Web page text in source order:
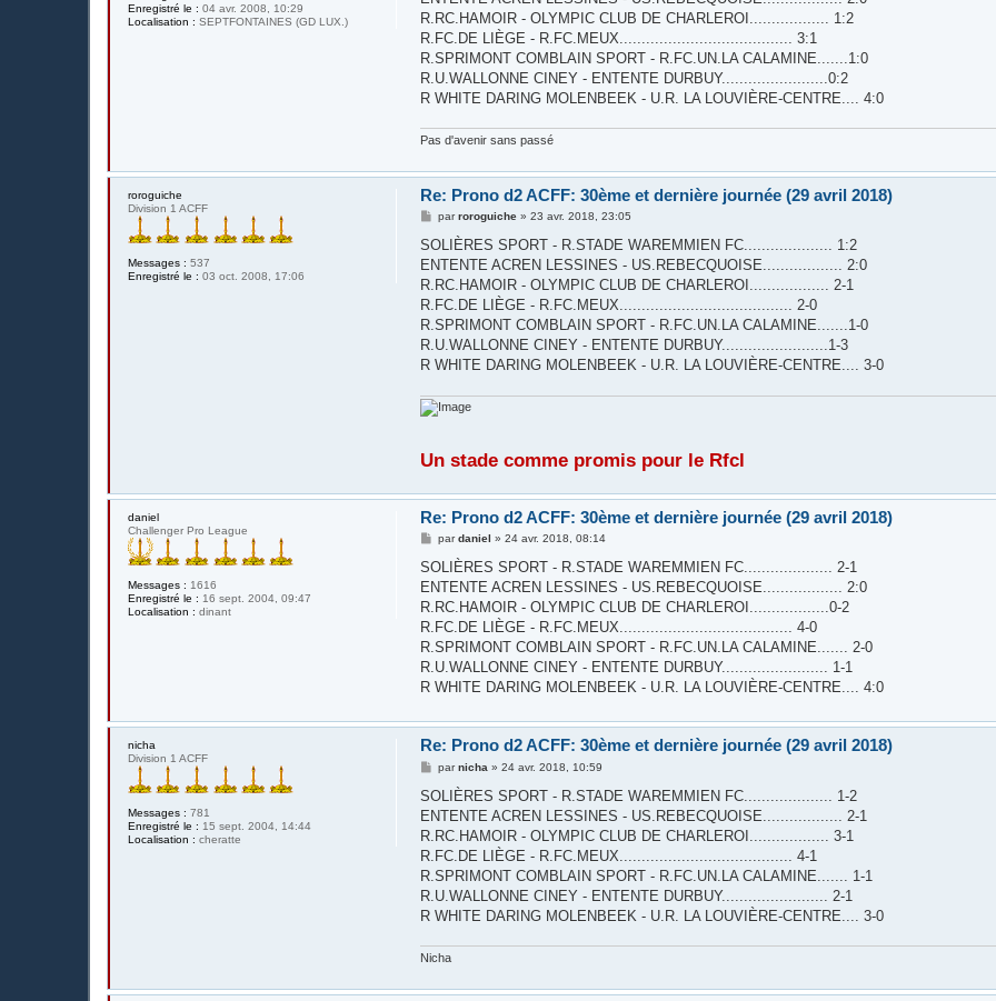
Enregistré le : 04 avr. 2008, 10:29
Localisation : SEPTFONTAINES (GD LUX.)
g
R.RC.HAMOIR - OLYMPIC CLUB DE CHARLEROI.................. 1:2
R.FC.DE LIÈGE - R.FC.MEUX....................................... 3:1
R.SPRIMONT COMBLAIN SPORT - R.FC.UN.LA CALAMINE.......1:0
R.U.WALLONNE CINEY - ENTENTE DURBUY........................0:2
R WHITE DARING MOLENBEEK - U.R. LA LOUVIÈRE-CENTRE.... 4:0
Pas d'avenir sans passé
roroguiche
Division 1 ACFF
Messages : 537
Enregistré le : 03 oct. 2008, 17:06
Re: Prono d2 ACFF: 30ème et dernière journée (29 avril 2018)
M
s
a
g
parroroguiche »23 avr. 2018, 23:05
SOLIÈRES SPORT - R.STADE WAREMMIEN FC.................... 1:2
ENTENTE ACREN LESSINES - US.REBECQUOISE.................. 2:0
R.RC.HAMOIR - OLYMPIC CLUB DE CHARLEROI.................. 2-1
R.FC.DE LIÈGE - R.FC.MEUX....................................... 2-0
R.SPRIMONT COMBLAIN SPORT - R.FC.UN.LA CALAMINE.......1-0
R.U.WALLONNE CINEY - ENTENTE DURBUY........................1-3
R WHITE DARING MOLENBEEK - U.R. LA LOUVIÈRE-CENTRE.... 3-0
Un stade comme promis pour le Rfcl
daniel
Challenger Pro League
Messages : 1616
Enregistré le : 16 sept. 2004, 09:47
Localisation : dinant
Re: Prono d2 ACFF: 30ème et dernière journée (29 avril 2018)
M
s
a
g
pardaniel »24 avr. 2018, 08:14
SOLIÈRES SPORT - R.STADE WAREMMIEN FC.................... 2-1
ENTENTE ACREN LESSINES - US.REBECQUOISE.................. 2:0
R.RC.HAMOIR - OLYMPIC CLUB DE CHARLEROI..................0-2
R.FC.DE LIÈGE - R.FC.MEUX....................................... 4-0
R.SPRIMONT COMBLAIN SPORT - R.FC.UN.LA CALAMINE....... 2-0
R.U.WALLONNE CINEY - ENTENTE DURBUY........................ 1-1
R WHITE DARING MOLENBEEK - U.R. LA LOUVIÈRE-CENTRE.... 4:0
nicha
Division 1 ACFF
Messages : 781
Enregistré le : 15 sept. 2004, 14:44
Localisation : cheratte
Re: Prono d2 ACFF: 30ème et dernière journée (29 avril 2018)
M
s
a
g
parnicha »24 avr. 2018, 10:59
SOLIÈRES SPORT - R.STADE WAREMMIEN FC.................... 1-2
ENTENTE ACREN LESSINES - US.REBECQUOISE.................. 2-1
R.RC.HAMOIR - OLYMPIC CLUB DE CHARLEROI.................. 3-1
R.FC.DE LIÈGE - R.FC.MEUX....................................... 4-1
R.SPRIMONT COMBLAIN SPORT - R.FC.UN.LA CALAMINE....... 1-1
R.U.WALLONNE CINEY - ENTENTE DURBUY........................ 2-1
R WHITE DARING MOLENBEEK - U.R. LA LOUVIÈRE-CENTRE.... 3-0
Nicha